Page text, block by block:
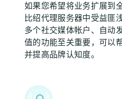
如果您希望将业务扩展到
比绍代理服务器中受益匪
多个社交媒体帐户、自动
值的功能至关重要，可以
并提高品牌认知度。